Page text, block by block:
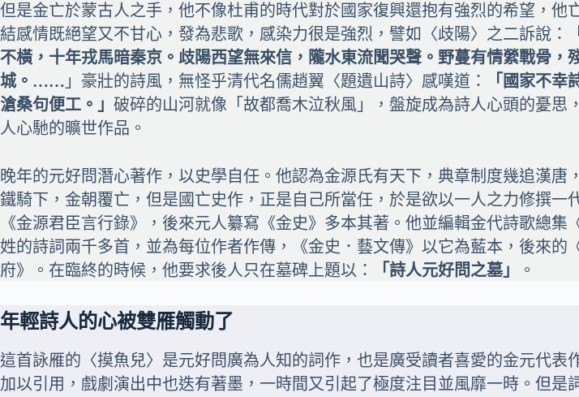
但是金亡於蒙古人之手，他不像杜甫的時代對於國家復興還抱有強烈的希望，他
結感情既絕望又不甘心，發為悲歌，感染力很是強烈，譬如〈歧陽〉之二訴說：「
不橫，十年戎馬暗秦京。歧陽西望無來信，隴水東流聞哭聲。野蔓有情縈戰骨，
城。…… 」豪壯的詩風，無怪乎清代名儒趙翼〈題遺山詩〉感嘆道：
「國家不幸
滄桑句便工。」 破碎的山河就像「故都喬木泣秋風」，盤旋成為詩人心頭的憂思
人心馳的曠世作品。
晚年的元好問潛心著作，以史學自任。他認為金源氏有天下，典章制度幾追漢唐
鐵騎下，金朝覆亡，但是國亡史作，正是自己所當任，於是欲以一人之力修撰一
《金源君臣言行錄》，後來元人纂寫《金史》多本其著。他並編輯金代詩歌總
姓的詩詞兩千多首，並為每位作者作傳，《金史．藝文傳》以它為藍本，後來的
府》。在臨終的時候，他要求後人只在墓碑上題以：
「詩人元好問之墓」 。
年輕詩人的心被雙雁觸動了
這首詠雁的〈摸魚兒〉是元好問廣為人知的詞作，也是廣受讀者喜愛的金元代
加以引用，戲劇演出中也迭有著墨，一時間又引起了極度注目並風靡一時。但